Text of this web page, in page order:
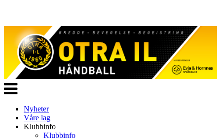
Veksle
navigasjon
Nyheter
Våre lag
Klubbinfo
Klubbinfo